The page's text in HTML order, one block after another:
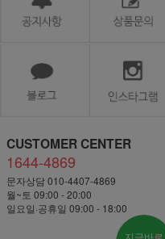
CUSTOMER CENTER
1644-4869
문자상담 010-4407-4869
월~토 09:00 - 20:00
일요일·공휴일 09:00 - 18:00
지금바로